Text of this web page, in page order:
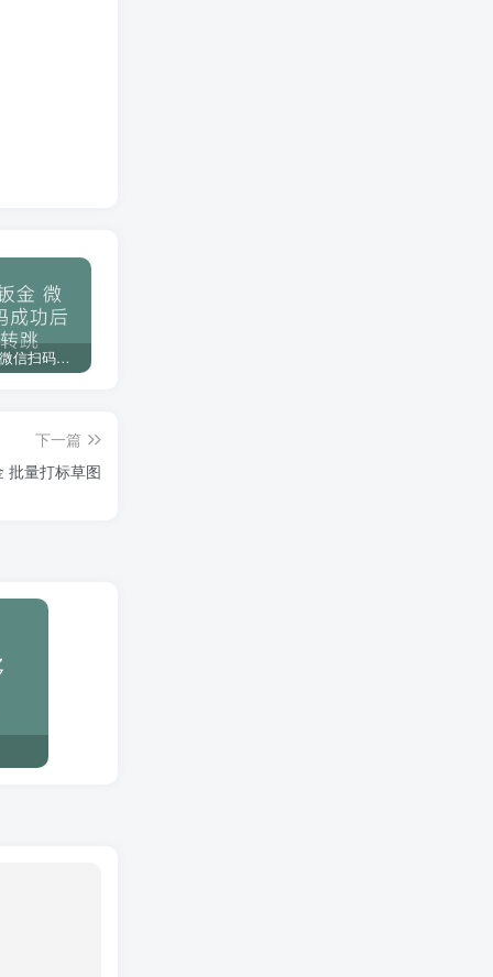
博士钣金 微信扫码成功后不转跳
下一篇
批量打标草图